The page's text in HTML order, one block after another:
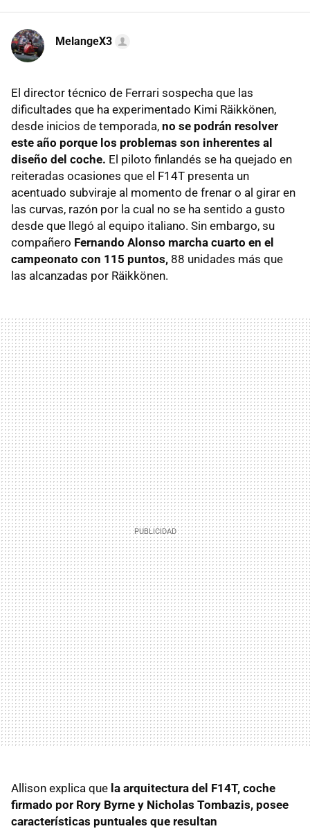
MelangeX3
El director técnico de Ferrari sospecha que las
dificultades que ha experimentado Kimi Räikkönen,
desde inicios de temporada, no se podrán resolver
este año porque los problemas son inherentes al
diseño del coche. El piloto finlandés se ha quejado en
reiteradas ocasiones que el F14T presenta un
acentuado subviraje al momento de frenar o al girar en
las curvas, razón por la cual no se ha sentido a gusto
desde que llegó al equipo italiano. Sin embargo, su
compañero Fernando Alonso marcha cuarto en el
campeonato con 115 puntos, 88 unidades más que
las alcanzadas por Räikkönen.
Allison explica que la arquitectura del F14T, coche
firmado por Rory Byrne y Nicholas Tombazis, posee
características puntuales que resultan